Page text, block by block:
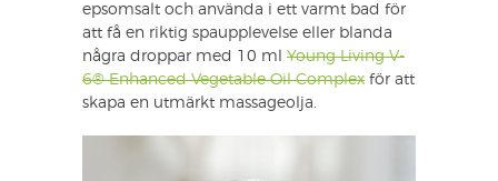
epsomsalt och använda i ett varmt bad för
att få en riktig spaupplevelse eller blanda
några droppar med 10 ml Young Living V-
6® Enhanced Vegetable Oil Complex för att
skapa en utmärkt massageolja.